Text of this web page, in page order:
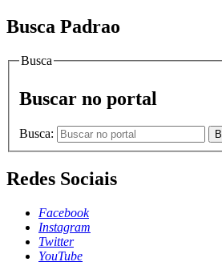
Busca Padrao
Busca
Buscar no portal
Busca:
Redes Sociais
Facebook
Instagram
Twitter
YouTube